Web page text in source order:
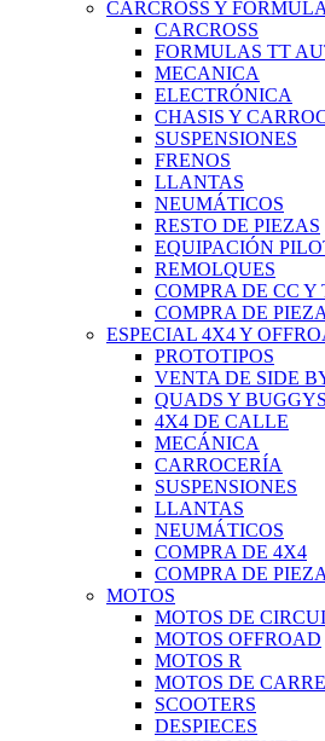
CARCROSS Y
CARCROSS
FORMULAS TT
MECANICA
ELECTRÓNICA
CHASIS Y
SUSPENSIONES
FRENOS
LLANTAS
NEUMÁTICOS
RESTO DE PIEZAS
EQUIPACIÓN
REMOLQUES
COMPRA DE CC Y
COMPRA DE
ESPECIAL 4X4 Y
PROTOTIPOS
VENTA DE SIDE
QUADS Y BUGGYS
4X4 DE CALLE
MECÁNICA
CARROCERÍA
SUSPENSIONES
LLANTAS
NEUMÁTICOS
COMPRA DE 4X4
COMPRA DE
MOTOS
MOTOS DE
MOTOS OFFROAD
MOTOS R
MOTOS DE
SCOOTERS
DESPIECES